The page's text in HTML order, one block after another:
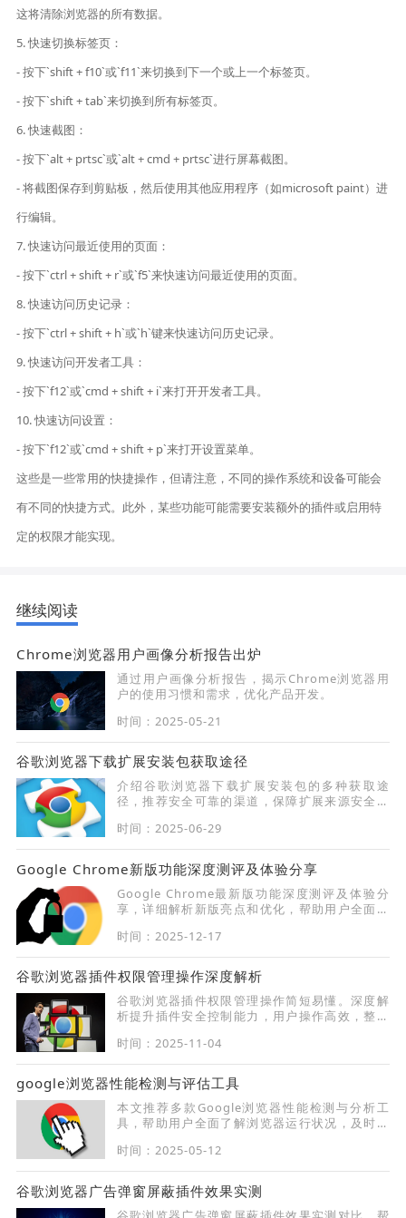
这将清除浏览器的所有数据。
5. 快速切换标签页：
- 按下`shift + f10`或`f11`来切换到下一个或上一个标签页。
- 按下`shift + tab`来切换到所有标签页。
6. 快速截图：
- 按下`alt + prtsc`或`alt + cmd + prtsc`进行屏幕截图。
- 将截图保存到剪贴板，然后使用其他应用程序（如microsoft paint）进
行编辑。
7. 快速访问最近使用的页面：
- 按下`ctrl + shift + r`或`f5`来快速访问最近使用的页面。
8. 快速访问历史记录：
- 按下`ctrl + shift + h`或`h`键来快速访问历史记录。
9. 快速访问开发者工具：
- 按下`f12`或`cmd + shift + i`来打开开发者工具。
10. 快速访问设置：
- 按下`f12`或`cmd + shift + p`来打开设置菜单。
这些是一些常用的快捷操作，但请注意，不同的操作系统和设备可能会
有不同的快捷方式。此外，某些功能可能需要安装额外的插件或启用特
定的权限才能实现。
继续阅读
Chrome浏览器用户画像分析报告出炉
通过用户画像分析报告，揭示Chrome浏览器用
户的使用习惯和需求，优化产品开发。
时间：2025-05-21
谷歌浏览器下载扩展安装包获取途径
介绍谷歌浏览器下载扩展安装包的多种获取途
径，推荐安全可靠的渠道，保障扩展来源安全，
时间：2025-06-29
Google Chrome新版功能深度测评及体验分享
Google Chrome最新版功能深度测评及体验分
享，详细解析新版亮点和优化，帮助用户全面了
时间：2025-12-17
谷歌浏览器插件权限管理操作深度解析
谷歌浏览器插件权限管理操作简短易懂。深度解
析提升插件安全控制能力，用户操作高效，整体
时间：2025-11-04
google浏览器性能检测与评估工具
本文推荐多款Google浏览器性能检测与分析工
具，帮助用户全面了解浏览器运行状况，及时优
时间：2025-05-12
谷歌浏览器广告弹窗屏蔽插件效果实测